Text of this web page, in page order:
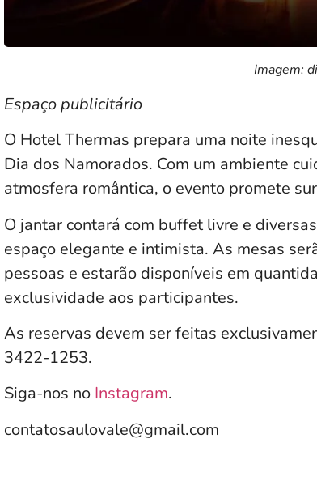
Imagem:
Espaço publicitário
O Hotel Thermas prepara uma noite
Dia dos Namorados. Com um ambiente
atmosfera romântica, o evento promete
O jantar contará com buffet livre e
espaço elegante e intimista. As mesas
pessoas e estarão disponíveis em
exclusividade aos participantes.
As reservas devem ser feitas
3422-1253.
Siga-nos no Instagram.
contatosaulovale@gmail.com